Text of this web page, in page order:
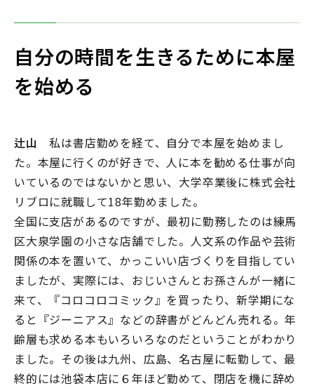
自分の時間を生きるために本屋
を始める
辻山
私は書店勤めを経て、自分で本屋を始めまし
た。本屋に行くのが好きで、人に本を勧める仕事が向
いているのではないかと思い、大学卒業後に株式会社
リブロに就職して18年勤めました。
全国に支店があるのですが、最初に勤務したのは練馬
区大泉学園の小さな店舗でした。人文系の作品や芸術
関係の本を置いて、かっこいい店づくりを目指してい
ましたが、実際には、おじいさんとお孫さんが一緒に
来て、『コロコロコミック』を買ったり、新学期にな
ると『ジーニアス』などの辞書がどんどん売れる。年
齢層も求める本もいろいろなのだということがわかり
ました。その後は九州、広島、名古屋に転勤して、最
終的には池袋本店に６年ほど勤めて、閉店を機に辞め